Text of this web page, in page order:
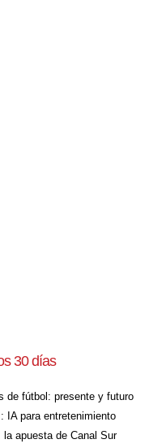
30 días
de fútbol: presente y futuro
IA para entretenimiento
apuesta de Canal Sur